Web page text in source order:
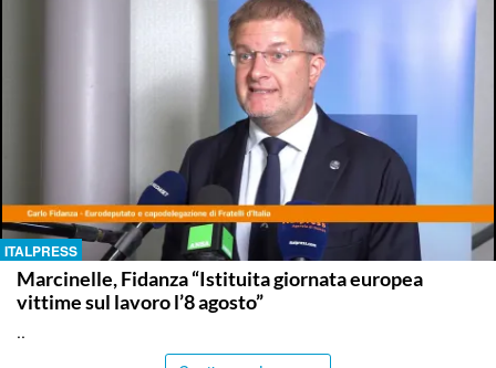
ITALPRESS
Marcinelle, Fidanza “Istituita giornata europea
vittime sul lavoro l’8 agosto”
..